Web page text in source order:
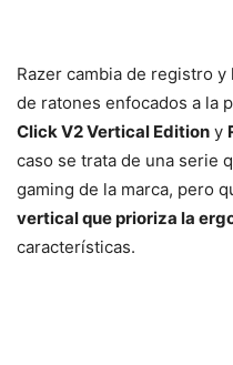
Razer cambia de registro
de ratones enfocados a la
Click V2 Vertical Edition y
caso se trata de una serie
gaming de la marca, pero
vertical que prioriza la
características.